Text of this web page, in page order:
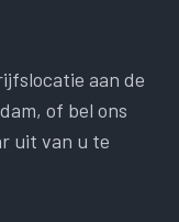
aan de
of bel ons
uit van u te